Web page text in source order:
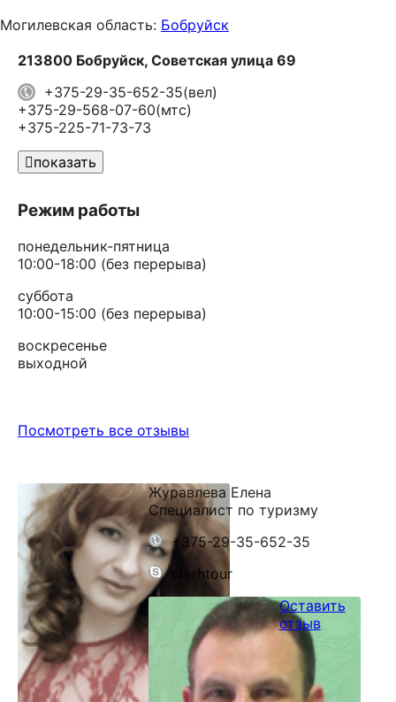
Могилевская область: Бобруйск
213800 Бобруйск, Советская улица 69
+375-29-35-652-35(вел)
+375-29-568-07-60(мтс)
+375-225-71-73-73
показать
Режим работы
понедельник-пятница
10:00-18:00 (без перерыва)
суббота
10:00-15:00 (без перерыва)
воскресенье
выходной
Посмотреть все отзывы
Журавлева Елена
Специалист по туризму
+375-29-35-652-35
sterhtour
Оставить
отзыв